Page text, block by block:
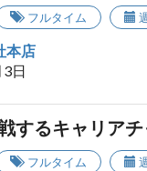
フルタイム
本店
日
するキャリア
フルタイム